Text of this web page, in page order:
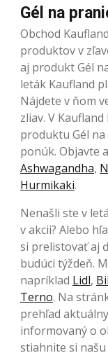
Gél na
Obchod
produktov v
aj produkt Gél
leták Kaufland
Nájdete v ňom
zliav. V
produktu Gél na
ponúk. Objavte
Ashwagandha,
Hurmikaki.
Nenašli ste v
v akcii? Alebo
si prelistovať aj
budúci týždeň.
napríklad Lidl,
Terno. Na
prehľad
informovaný o
stiahnite si